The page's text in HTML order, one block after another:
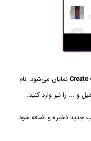
نمایان می‌شود. نام
و ... را نیز وارد کنید.
جدید ذخیره و اضافه شود.